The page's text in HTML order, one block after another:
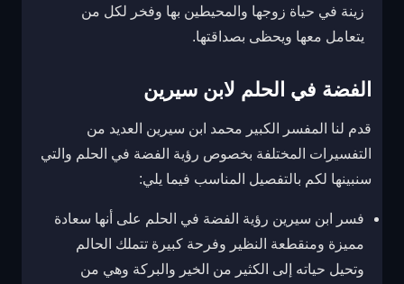
زينة في حياة زوجها والمحيطين بها وفخر لكل من
يتعامل معها ويحظى بصداقتها.
الفضة في الحلم لابن سيرين
قدم لنا المفسر الكبير محمد ابن سيرين العديد من
التفسيرات المختلفة بخصوص رؤية الفضة في الحلم والتي
سنبينها لكم بالتفصيل المناسب فيما يلي:
فسر ابن سيرين رؤية الفضة في الحلم على أنها سعادة
مميزة ومنقطعة النظير وفرحة كبيرة تتملك الحالم
وتحيل حياته إلى الكثير من الخير والبركة وهي من